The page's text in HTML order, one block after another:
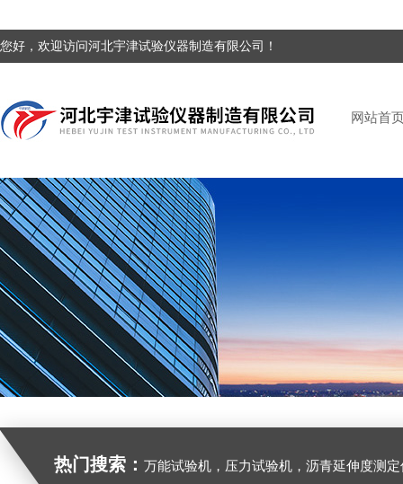
您好，欢迎访问河北宇津试验仪器制造有限公司！
网站首
热门搜索： 万能试验机，压力试验机，沥青延伸度测定仪，沥青混合料拌合机，全自动沥青混合料离心式抽提仪，马歇尔电动